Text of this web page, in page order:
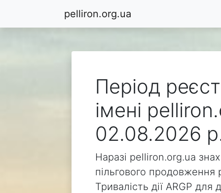
pelliron.org.ua
Період
імені
02.08.2026
Наразі pelliron.org.ua
пільгового продовження
Тривалість дії ARGP